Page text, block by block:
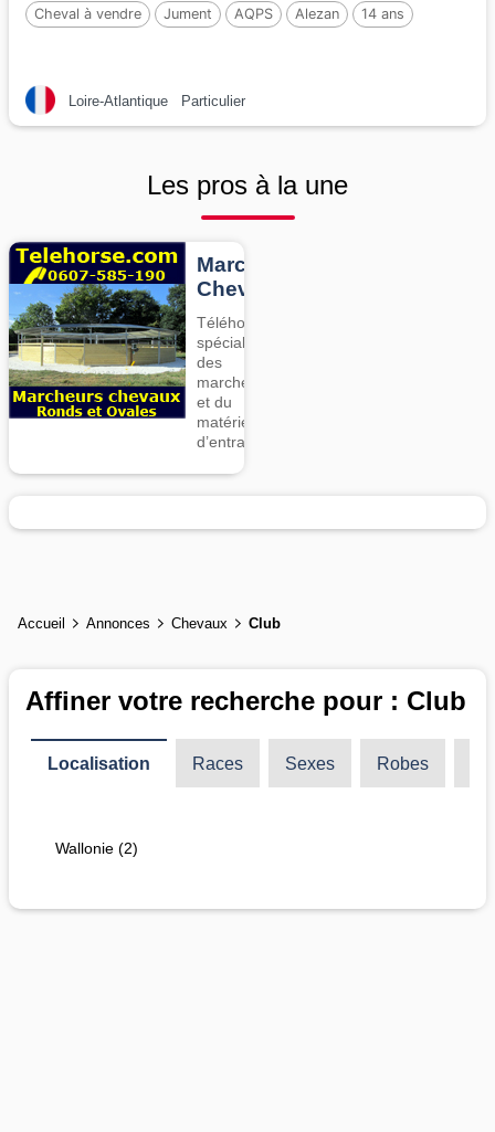
Cheval à vendre Jument AQPS Alezan 14 ans
Loire-Atlantique Particulier
Les pros à la une
Marcheurs
Chevaux
Téléhorse,
spécialiste
des
marcheurs
et du
matériel
d’entrainement
Accueil Annonces Chevaux Club
Affiner votre recherche pour : Club
Localisation Races Sexes Robes
Wallonie (2)